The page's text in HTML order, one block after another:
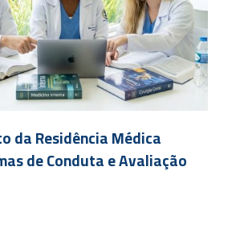
da Residência Médica
de Conduta e Avaliação